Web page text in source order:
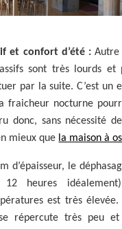
et confort d’été :Autre
sont très lourds et
par la suite. C’est un
fraicheur nocturne
donc, sans nécessité
mieux que la maison à
d’épaisseur, le
heures
est très
répercute très peu